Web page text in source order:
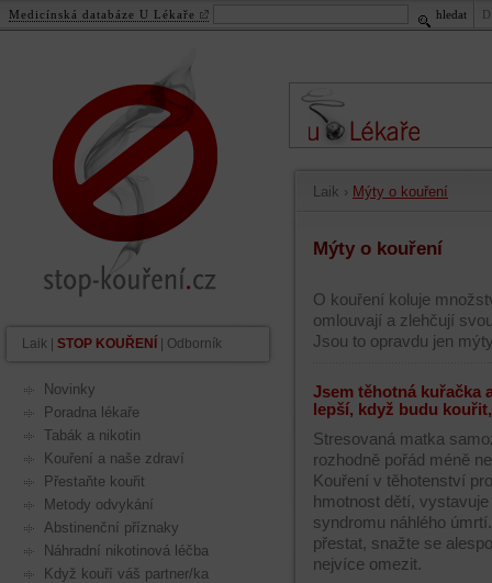
stop-kouření.cz
Laik STOP KOUŘENÍ Odborník
Novinky
Poradna lékaře
Tabák a nikotin
Kouření a naše zdraví
Přestaňte kouřit
Metody odvykání
Abstinenční příznaky
Náhradní nikotinová léčba
Když kouří váš partner/ka
Laik › Mýty o kouření
Mýty o kouření
O kouření koluje
omlouvají a zlehčují
Jsou to opravdu jen
Jsem těhotná kuřačka
lepší, když budu
Stresovaná matka
rozhodně pořád méně
Kouření v těhotenství
hmotnost dětí,
syndromu náhlého
přestat, snažte se
nejvíce omezit.
Medicínská databáze U Lékaře hledat